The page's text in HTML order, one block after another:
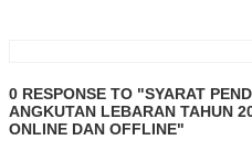
0 RESPONSE TO "SYARAT
ANGKUTAN LEBARAN TAHUN
ONLINE DAN OFFLINE"